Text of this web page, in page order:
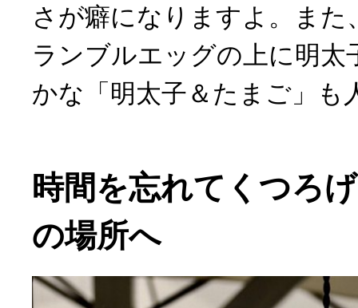
さが癖になりますよ。ま
ランブルエッグの上に明太
かな「明太子＆たまご」も
時間を忘れてくつろ
の場所へ